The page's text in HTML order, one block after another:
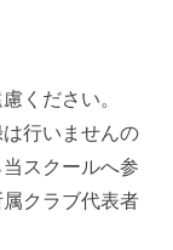
ください。
行いませんの
スクールへ参
クラブ代表者